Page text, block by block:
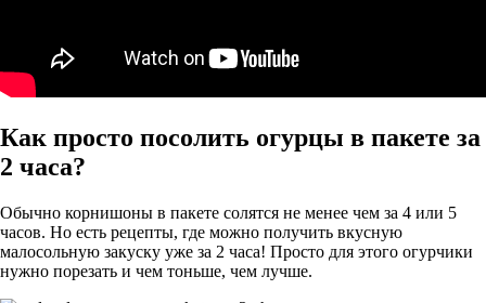
Как просто посолить огурцы в пакете за
2 часа?
Обычно корнишоны в пакете солятся не менее чем за 4 или 5
часов. Но есть рецепты, где можно получить вкусную
малосольную закуску уже за 2 часа! Просто для этого огурчики
нужно порезать и чем тоньше, чем лучше.